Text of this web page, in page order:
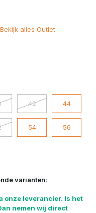
Bekijk alles Outlet
42 44
54 56
varianten:
onze leverancier. Is het
nemen wij direct